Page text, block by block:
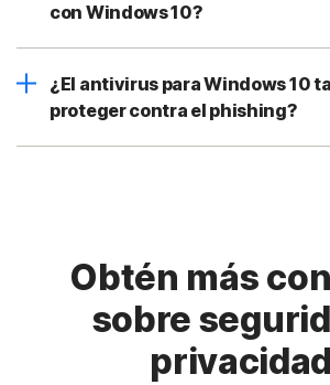
con Windows 10?
¿El antivirus para Windows 10
proteger contra el phishing?
Obtén más
sobre